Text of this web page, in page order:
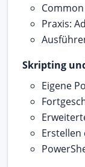
Praxis:
Skripting
Eigene
Erstellen